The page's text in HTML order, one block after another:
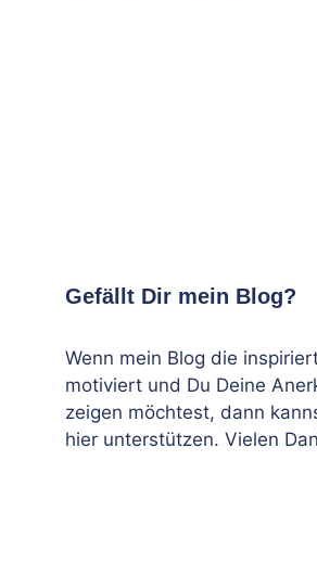
Gefällt Dir mein Blog?
Wenn mein Blog die
motiviert und Du Deine
zeigen möchtest, dann
hier unterstützen. Vielen